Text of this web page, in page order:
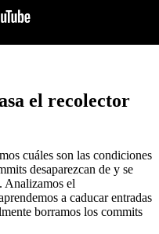
el recolector
cuáles son las condiciones
desaparezcan de y se
Analizamos el
a caducar entradas
borramos los commits